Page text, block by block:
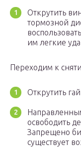
Открутить
тормозной
им легкие
Переходим к
Открутить
освободить
Запрещено
существует